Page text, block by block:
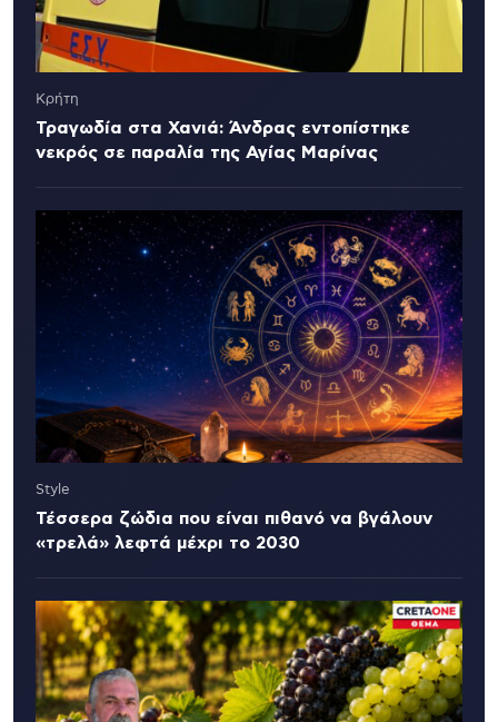
Κρήτη
Τραγωδία στα Χανιά: Άνδρας εντοπίστηκε
νεκρός σε παραλία της Αγίας Μαρίνας
Style
Τέσσερα ζώδια που είναι πιθανό να βγάλουν
«τρελά» λεφτά μέχρι το 2030